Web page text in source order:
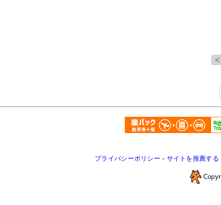
プライバシーポリシー - サイトを推薦する